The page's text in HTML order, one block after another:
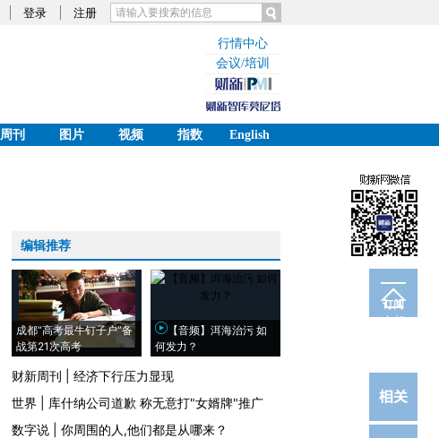
登录 注册
行情中心
会议/培训
周刊 图片 视频 指数
English
订阅
电邮
编辑推荐
成都“高考最牛钉子户”备
战第21次高考
【音频】洱海治污 如
何发力？
财新周刊
经济下行压力显现
世界
库什纳公司道歉 称无意打"女婿牌"推广
数字说
你周围的人,他们都是从哪来？